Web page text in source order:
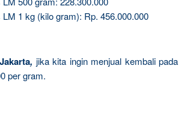
1 kg (kilo gram): Rp. 456.000.000
Jakarta, jika kita ingin menjual kembali pada
per gram.